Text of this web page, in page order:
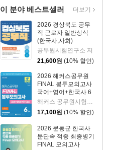
이 분야 베스트셀러
2026 경상북도 공무
직 근로자 일반상식
(한국사,사회)
공무원시험연구소 저
21,600원 (10% 할인)
2026 해커스공무원
FINAL 봉투모의고사
국어+영어+한국사 6
회분 (9급 공무원) 해커스 공무원시험연구소 편저
17,100원 (10% 할인)
2026 문동균 한국사
문단속 적중 최종병기
FINAL 모의고사
더보기